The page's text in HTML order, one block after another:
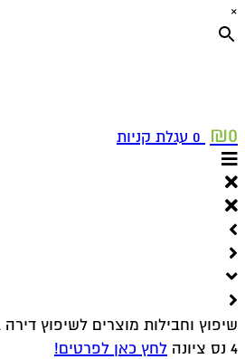
×
₪0
0 עגלת קניות
שיפוץ וחבילות מוצרים לשיפוץ
4 נס ציונה
לחץ כאן לפרטים!